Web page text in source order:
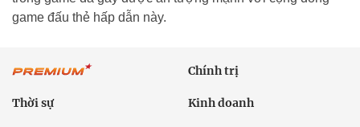
game đấu thẻ hấp dẫn này.
Chính trị
Thời sự Kinh doanh